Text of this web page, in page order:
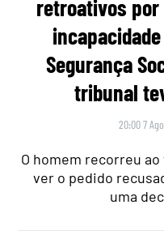
retroativos
Segurança
tribunal
20:00 7
O homem recorreu
ver o pedido
uma